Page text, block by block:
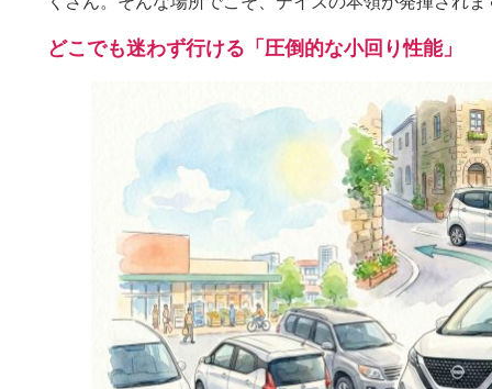
どこでも迷わず行ける「圧倒的な小回り性能」